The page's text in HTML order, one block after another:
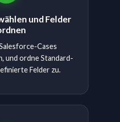
und Felder
Cases
und ordne Standard-
Felder zu.